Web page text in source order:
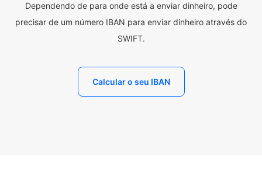
Dependendo de para onde está a enviar dinheiro, pode
precisar de um número IBAN para enviar dinheiro através do
SWIFT.
Calcular o seu IBAN